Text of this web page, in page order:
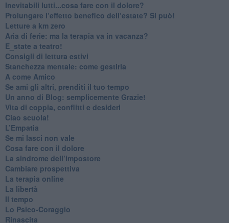
​Inevitabili lutti...cosa fare con il dolore?
Prolungare l’effetto benefico dell’estate? Si può!
​Letture a km zero
​Aria di ferie: ma la terapia va in vacanza?
​E_state a teatro!
​Consigli di lettura estivi
​Stanchezza mentale: come gestirla
​A come Amico
​Se ami gli altri, prenditi il tuo tempo
​Un anno di Blog: semplicemente Grazie!
​Vita di coppia, conflitti e desideri
​Ciao scuola!
​L’Empatia
​Se mi lasci non vale
Cosa fare con il dolore
​La sindrome dell’impostore
​Cambiare prospettiva
La terapia online
La libertà
​Il tempo
​Lo Psico-Coraggio
Rinascita